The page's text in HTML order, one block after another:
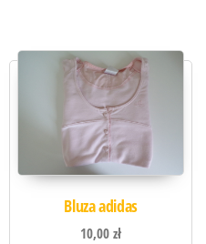
Bluza adidas
10,00zł